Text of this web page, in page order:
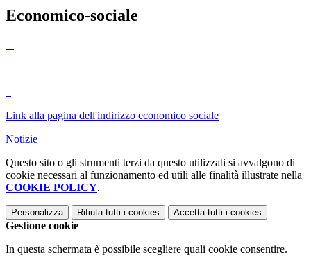
Economico-sociale
Link alla pagina dell'indirizzo economico sociale
Notizie
Questo sito o gli strumenti terzi da questo utilizzati si avvalgono di
cookie necessari al funzionamento ed utili alle finalità illustrate nella
COOKIE POLICY.
Personalizza Rifiuta tutti i cookies Accetta tutti i cookies
Gestione cookie
In questa schermata è possibile scegliere quali cookie consentire.